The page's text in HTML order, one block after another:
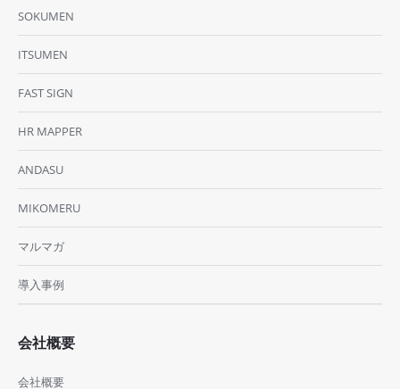
会社概要
会社概要
SOKUMEN
ITSUMEN
FAST SIGN
HR MAPPER
ANDASU
MIKOMERU
マルマガ
導入事例